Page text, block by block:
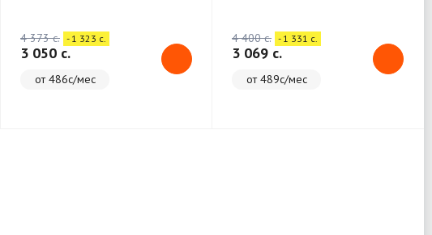
4 373 c. - 1 323 c.
3 050 c.
от 486с/мес
4 400 c. - 1 331 c.
3 069 c.
от 489с/мес